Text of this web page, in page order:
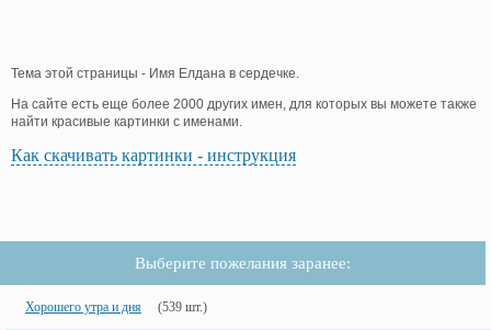
Тема этой страницы - Имя Елдана в сердечке.
На сайте есть еще более 2000 других имен, для которых вы можете также
найти красивые картинки с именами.
Как скачивать картинки - инструкция
Выберите пожелания заранее:
Хорошего утра и дня (539 шт.)